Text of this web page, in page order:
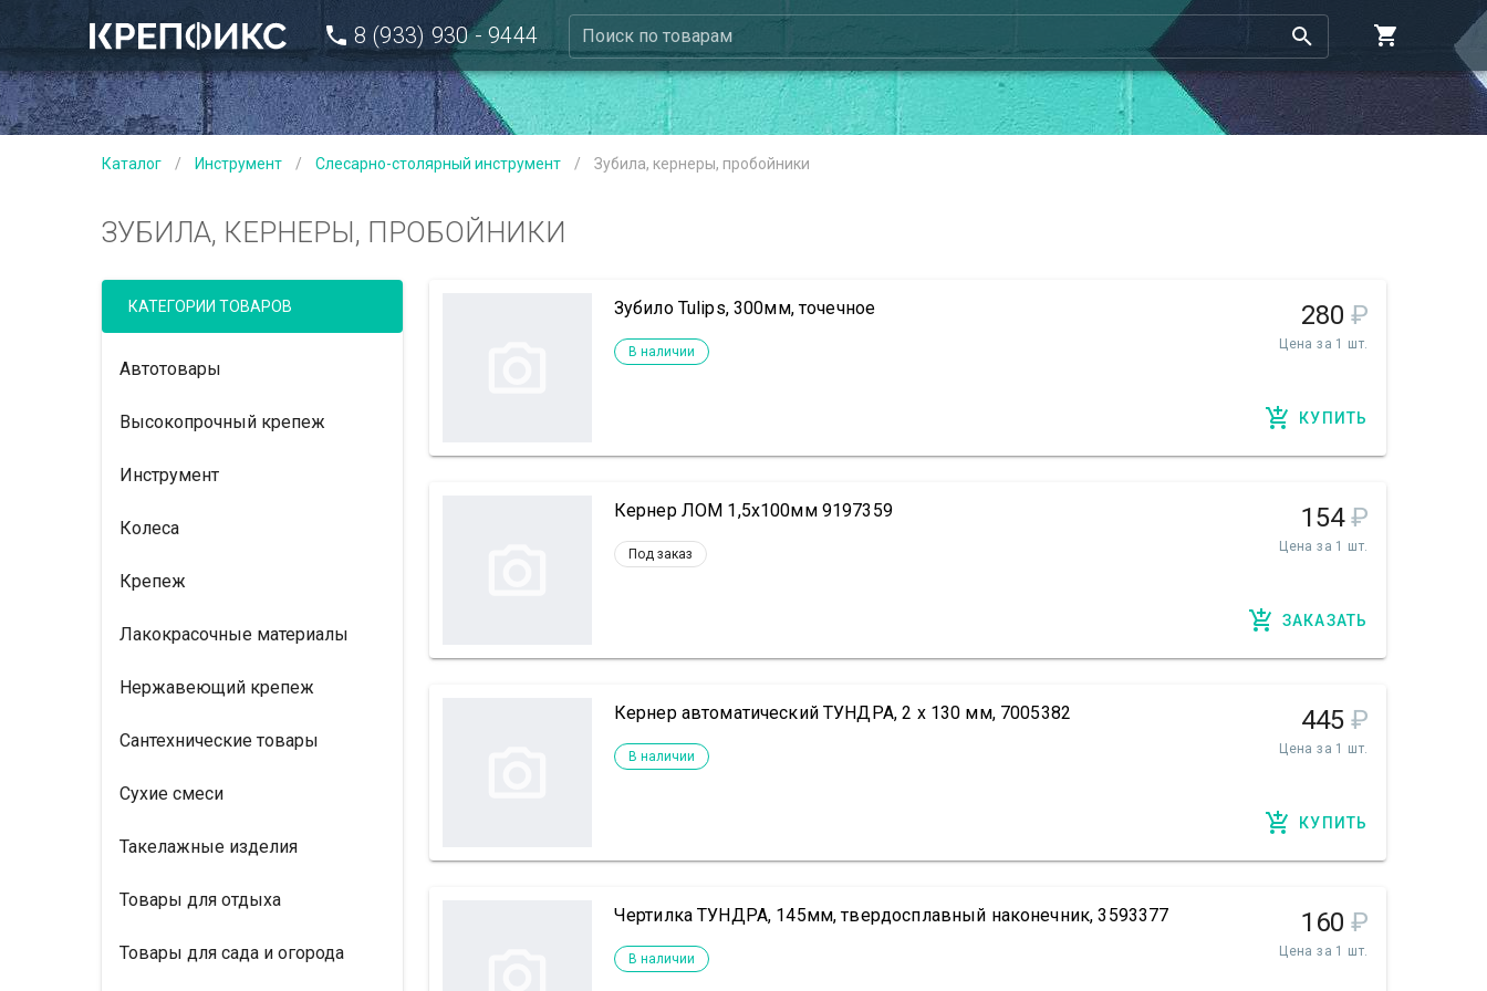
8 (933) 930 - 9444 Поиск по товарам
Каталог / Инструмент / Слесарно-столярный инструмент / Зубила, кернеры, пробойники
ЗУБИЛА, КЕРНЕРЫ, ПРОБОЙНИКИ
КАТЕГОРИИ ТОВАРОВ
Автотовары
Высокопрочный крепеж
Инструмент
Колеса
Крепеж
Лакокрасочные материалы
Нержавеющий крепеж
Сантехнические товары
Сухие смеси
Такелажные изделия
Товары для отдыха
Товары для сада и огорода
Зубило Tulips, 300мм, точечное
В наличии
280 ₽
Цена за 1 шт.
КУПИТЬ
Кернер ЛОМ 1,5х100мм 9197359
Под заказ
154 ₽
Цена за 1 шт.
ЗАКАЗАТЬ
Кернер автоматический ТУНДРА, 2 х 130 мм, 7005382
В наличии
445 ₽
Цена за 1 шт.
КУПИТЬ
Чертилка ТУНДРА, 145мм, твердосплавный наконечник, 3593377
В наличии
160 ₽
Цена за 1 шт.